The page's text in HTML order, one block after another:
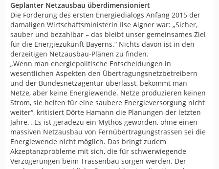
Geplanter Netzausbau überdimensioniert
Die Forderung des ersten Energiedialogs Anfang 2015 der
damaligen Wirtschaftsministerin Ilse Aigner war: „Sicher,
sauber und bezahlbar – das bleibt unser gemeinsames Ziel
für die Energiezukunft Bayerns.“ Nichts davon ist in den
derzeitigen Netzausbau-Plänen zu finden.
„Wenn man energiepolitische Entscheidungen in
wesentlichen Aspekten den Übertragungsnetzbetreibern
und der Bundesnetzagentur überlässt, bekommt man
Netze, aber keine Energiewende. Netze produzieren keinen
Strom, sie helfen für eine saubere Energieversorgung nicht
weiter“, kritisiert Dörte Hamann die Planungen der letzten
Jahre. „Es ist geradezu ein Mythos geworden, ohne einen
massiven Netzausbau von Fernübertragungstrassen sei die
Energiewende nicht möglich. Das bringt zudem
Akzeptanzprobleme mit sich, die für schwerwiegende
Verzögerungen beim Trassenbau sorgen werden. Der